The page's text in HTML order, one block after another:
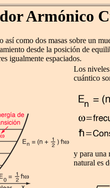
Armónico
así como dos masas sobre un
desde la posición de
igualmente espaciados.
Los
cuántico
y para una
natural es